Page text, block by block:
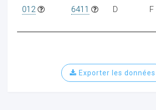
012 6411 D F
Exporter les données